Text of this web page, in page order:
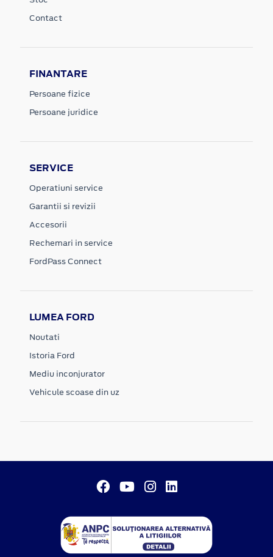
Contact
FINANTARE
Persoane fizice
Persoane juridice
SERVICE
Operatiuni service
Garantii si revizii
Accesorii
Rechemari in service
FordPass Connect
LUMEA FORD
Noutati
Istoria Ford
Mediu inconjurator
Vehicule scoase din uz